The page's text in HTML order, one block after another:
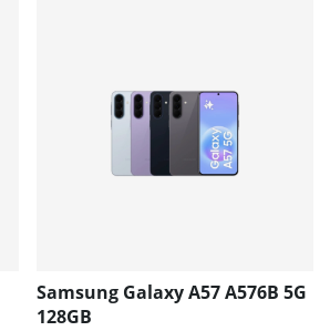
Samsung Galaxy A57 A576B 5G
128GB